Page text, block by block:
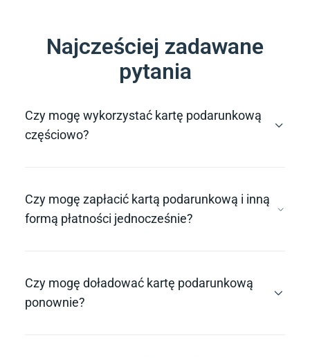
Najcześciej zadawane
pytania
Czy mogę wykorzystać kartę podarunkową
częściowo?
Czy mogę zapłacić kartą podarunkową i inną
formą płatności jednocześnie?
Czy mogę doładować kartę podarunkową
ponownie?